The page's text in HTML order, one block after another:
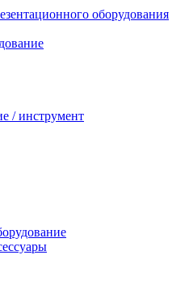
оборудования
/ инструмент